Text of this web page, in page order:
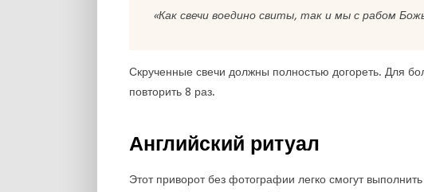
«Как свечи воедино свиты, так и мы с рабом
Скрученные свечи должны полностью догореть. Для
повторить 8 раз.
Английский ритуал
Этот приворот без фотографии легко смогут